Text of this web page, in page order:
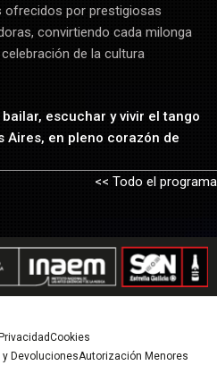
ofrecidos por prestigiosas
convirtiendo cada milonga
de la cultura
escuchar y vivir el tango
Aires, en pleno corazón de
<< Todo el programa
PrivacidadCookies
DevolucionesAutorización Menores